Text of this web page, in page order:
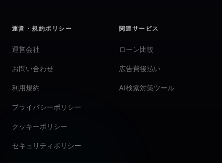
運営・規約ポリシー
運営会社
お問い合わせ
利用規約
プライバシーポリシー
クッキーポリシー
セキュリティポリシー
関連サービス
ローン比較
広告費後払い
AI検索対策ツール